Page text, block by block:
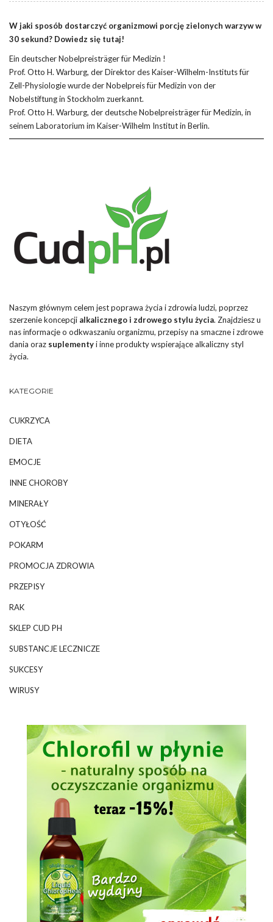
W jaki sposób dostarczyć organizmowi porcję zielonych warzyw w
30 sekund? Dowiedz się tutaj!
Ein deutscher Nobelpreisträger für Medizin !
Prof. Otto H. Warburg, der Direktor des Kaiser-Wilhelm-Instituts für
Zell-Physiologie wurde der Nobelpreis für Medizin von der
Nobelstiftung in Stockholm zuerkannt.
Prof. Otto H. Warburg, der deutsche Nobelpreisträger für Medizin, in
seinem Laboratorium im Kaiser-Wilhelm Institut in Berlin.
Naszym głównym celem jest poprawa życia i zdrowia ludzi, poprzez
szerzenie koncepcji alkalicznego i zdrowego stylu życia. Znajdziesz u
nas informacje o odkwaszaniu organizmu, przepisy na smaczne i zdrowe
dania oraz suplementyi inne produkty wspierające alkaliczny styl
życia.
KATEGORIE
CUKRZYCA
DIETA
EMOCJE
INNE CHOROBY
MINERAŁY
OTYŁOŚĆ
POKARM
PROMOCJA ZDROWIA
PRZEPISY
RAK
SKLEP CUD PH
SUBSTANCJE LECZNICZE
SUKCESY
WIRUSY